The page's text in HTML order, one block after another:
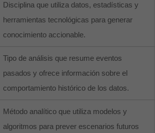
Disciplina que utiliza datos, estadísticas y
herramientas tecnológicas para generar
conocimiento accionable.
Tipo de análisis que resume eventos
pasados y ofrece información sobre el
comportamiento histórico de los datos.
Método analítico que utiliza modelos y
algoritmos para prever escenarios futuros